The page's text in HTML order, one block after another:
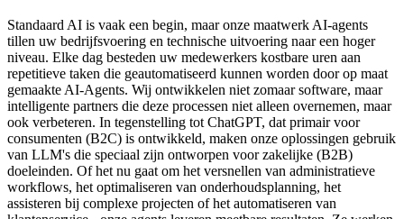
Standaard AI is vaak een begin, maar onze maatwerk AI-agents
tillen uw bedrijfsvoering en technische uitvoering naar een hoger
niveau. Elke dag besteden uw medewerkers kostbare uren aan
repetitieve taken die geautomatiseerd kunnen worden door op maat
gemaakte AI-Agents. Wij ontwikkelen niet zomaar software, maar
intelligente partners die deze processen niet alleen overnemen, maar
ook verbeteren. In tegenstelling tot ChatGPT, dat primair voor
consumenten (B2C) is ontwikkeld, maken onze oplossingen gebruik
van LLM's die speciaal zijn ontworpen voor zakelijke (B2B)
doeleinden. Of het nu gaat om het versnellen van administratieve
workflows, het optimaliseren van onderhoudsplanning, het
assisteren bij complexe projecten of het automatiseren van